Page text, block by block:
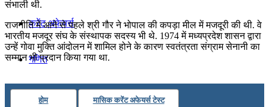
करेंट अफेयर्स
गणित
तर्कशक्ति
संभाली थी.
राजनीति में आने से पहले श्री गौर ने भोपाल की कपड़ा मील में मजदूरी की थी. वे
भारतीय मजदूर संघ के संस्‍थापक सदस्‍य भी थे. 1974 में मध्‍यप्रदेश शासन द्वारा
उन्‍हें गोवा मुक्ति आंदोलन में शामिल होने के कारण स्‍वतंत्रता संग्राम सेनानी का
सम्‍मान भी प्रदान किया गया था.
होम मासिक करेंट अफेयर्स टेस्ट